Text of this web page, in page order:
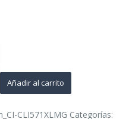
Añadir al carrito
CLI571XLMG Categorías: